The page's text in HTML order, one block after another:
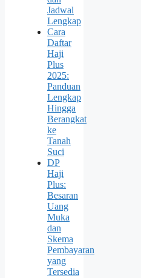
Jadwal
Lengkap
Cara
Daftar
Haji
Plus
2025:
Panduan
Lengkap
Hingga
Berangkat
ke
Tanah
Suci
DP
Haji
Plus:
Besaran
Uang
Muka
dan
Skema
Pembayaran
yang
Tersedia